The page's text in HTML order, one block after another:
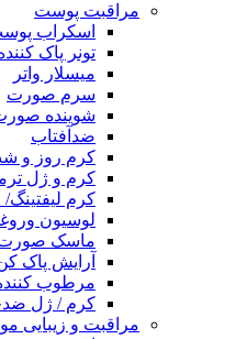
مراقبت پوست
اسکراب
تونر پاک
میسلار واتر
سرم صورت
شوینده
ضدآفتاب
کرم روز و
کرم و ژل
کرم
لوسیون
ماسک
آرایش پاک
مرطوب
کرم / ژل
مراقبت و زیبایی مو